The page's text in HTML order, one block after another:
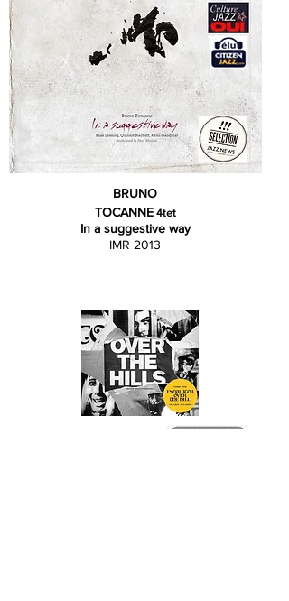
BRUNO
TOCANNE4tet
In a suggestive way
IMR 2013